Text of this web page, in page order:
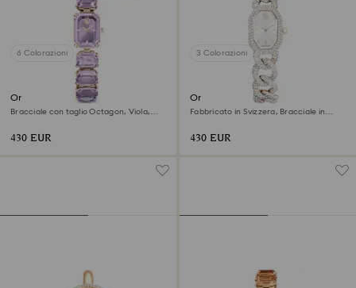
6 Colorazioni
Orologio
Bracciale con taglio Octagon, Viola,
430 EUR
3 Colorazioni
Orologio Dextera chain
Fabbricato in Svizzera, Bracciale in
430 EUR